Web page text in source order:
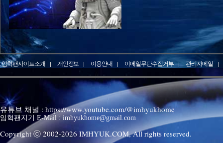
임혁팬사이트소개 개인정보 이용안내 이메일무단수집거부 관리자메일
유튜브 채널 : https://www.youtube.com/@imhyukhome
임혁팬지기 E-Mail : imhyukhome@gmail.com
Copyright ⓒ 2002-2026IMHYUK.COM,All rights reserved.